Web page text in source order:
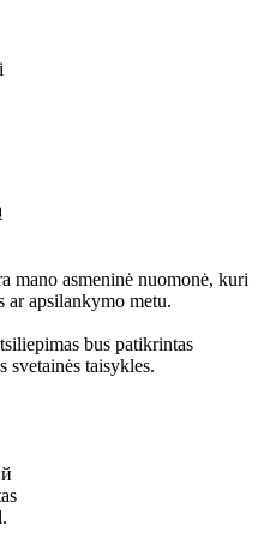
mano asmeninė nuomonė, kuri
ar apsilankymo metu.
bus patikrintas
svetainės taisykles.